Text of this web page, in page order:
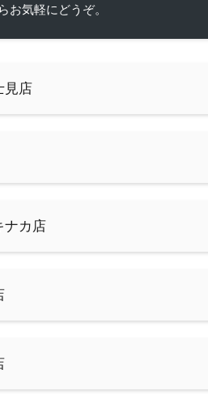
らお気軽にどうぞ。
見店
ナカ店